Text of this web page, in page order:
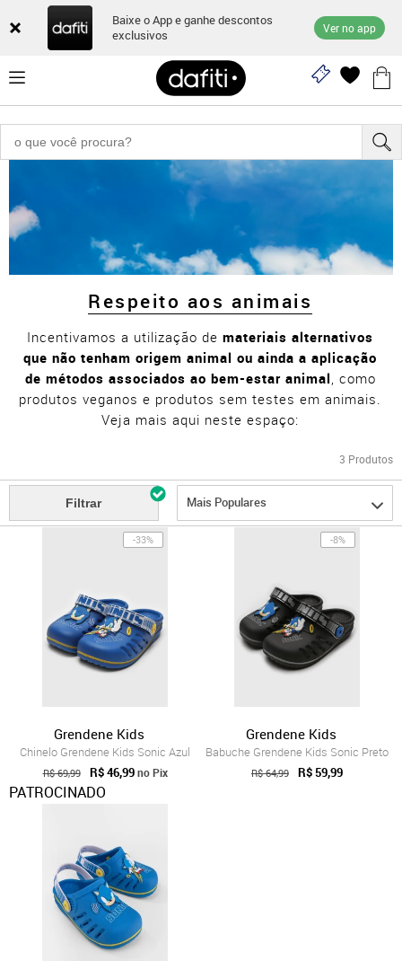
Baixe o App e ganhe descontos
exclusivos
Ver no app
Respeito aos animais
Incentivamos a utilização demateriais alternativos
que não tenham origem animal ou ainda a aplicação
de métodos associados ao bem-estar animal , como
produtos veganos e produtos sem testes em animais.
Veja mais aqui neste espaço:
3 Produtos
Filtrar Mais Populares
-33%
Grendene Kids
Chinelo Grendene Kids Sonic Azul
R$ 69,99 R$ 46,99 no Pix
PATROCINADO
-8%
Grendene Kids
Babuche Grendene Kids Sonic Preto
R$ 64,99 R$ 59,99